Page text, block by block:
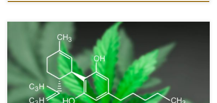
Medyczna marihuana zyskuje coraz większe uznanie, dzięki
korzystnemu wpływowi w […]